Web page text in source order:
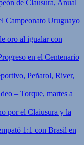
de Clausura, Anual
Campeonato Uruguayo
oro al igualar con
en el Centenario
Peñarol, River,
– Torque, martes a
por el Claiusura y la
1:1 con Brasil en